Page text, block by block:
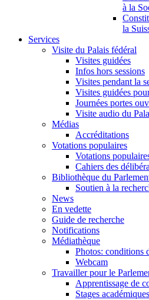
à la
la
Services
Visite du Palais fédéral
Visites guidées
Infos hors sessions
Visites pendant la
Visites guidées
Journées portes
Visite audio du
Médias
Accréditations
Votations populaires
Votations
Cahiers des
Bibliothèque du
Soutien à la
News
En vedette
Guide de recherche
Notifications
Médiathèque
Photos: conditions
Webcam
Travailler pour le
Apprentissage de
Stages académiques